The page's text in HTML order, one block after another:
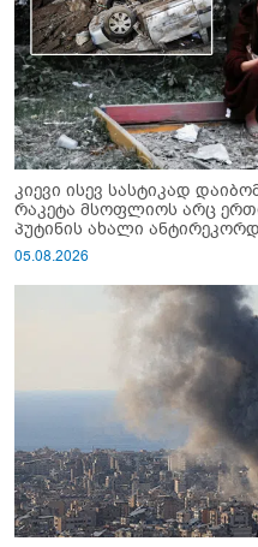
კიევი ისევ სასტიკად
რაკეტა მსოფლიოს არც
პუტინის ახალი
05.08.2026